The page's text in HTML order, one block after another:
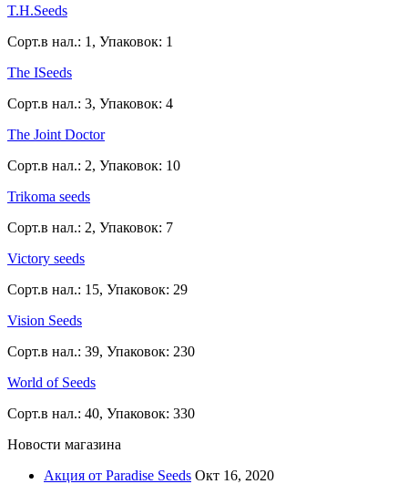
T.H.Seeds
Сорт.в нал.: 1, Упаковок: 1
The ISeeds
Сорт.в нал.: 3, Упаковок: 4
The Joint Doctor
Сорт.в нал.: 2, Упаковок: 10
Trikoma seeds
Сорт.в нал.: 2, Упаковок: 7
Victory seeds
Сорт.в нал.: 15, Упаковок: 29
Vision Seeds
Сорт.в нал.: 39, Упаковок: 230
World of Seeds
Сорт.в нал.: 40, Упаковок: 330
Новости магазина
Акция от Paradise Seeds Окт 16, 2020